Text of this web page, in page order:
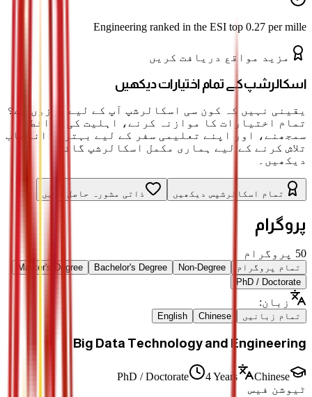
Engineering ranked in the ESI top 0.27 per mille
مزید مواقع دریافت کریں
اسکالرشپ کے تمام اختیارات دیکھیں
یقینی نہیں کہ کون سی اسکالرشپ آپ کے لیے موزوں ہے؟
تمام اختیارات کا موازنہ کرنے، اہلیت کی شرائط
سمجھنے، اور اپنے تعلیمی سفر کے لیے بہترین انتخاب
تلاش کرنے کے لیے ہماری مکمل اسکالرشپ گائیڈ
دیکھیں۔
تمام اسکالرشپس دیکھیں ذاتی مشورہ حاصل کریں
پروگرام
50 پروگرام
تمام پروگرام Non-Degree
Bachelor's Degree
Master's Degree
PhD / Doctorate
زبان:
تمام زبانیں Chinese
English
Big Data Technology and Engineering
PhD / Doctorate 4 Years
Chinese
ٹیوشن فیس